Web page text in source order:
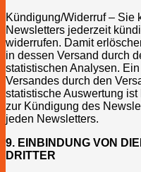
Kündigung/Widerruf – Sie
Newsletters jederzeit
widerrufen. Damit
in dessen Versand durch
statistischen Analysen.
Versandes durch den
statistische Auswertung
zur Kündigung des
jeden Newsletters.
9. EINBINDUNG VON
DRITTER